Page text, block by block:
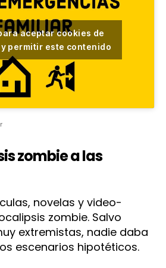
aceptar cookies de
permitir este contenido
zombie a las
novelas y video-
zombie. Salvo
extremistas, nadie daba
escenarios hipotéticos.